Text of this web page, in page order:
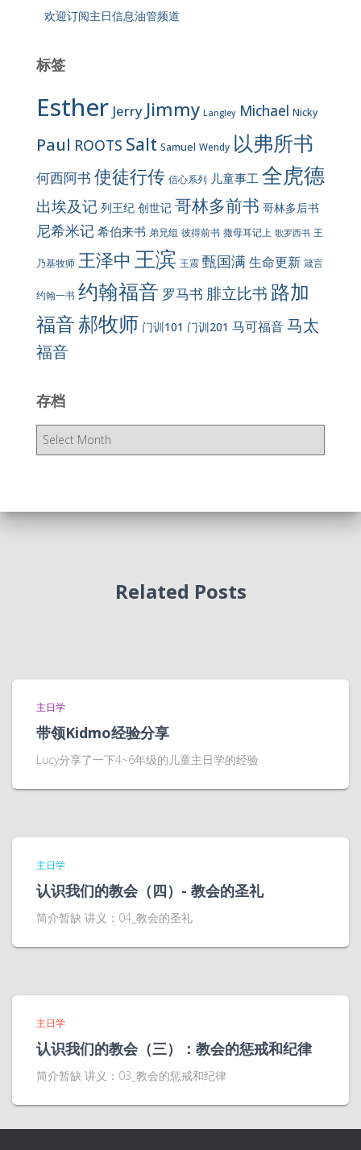
欢迎订阅主日信息油管频道
标签
Esther Jerry Jimmy Langley Michael Nicky
Paul ROOTS Salt Samuel Wendy 以弗所书
何西阿书 使徒行传 信心系列 儿童事工 全虎德
出埃及记 列王纪 创世记 哥林多前书 哥林多后书
尼希米记 希伯来书 弟兄组 彼得前书 撒母耳记上 歌罗西书 王
乃基牧师 王泽中 王滨 王震 甄国满生命更新 箴言
约翰一书 约翰福音 罗马书 腓立比书 路加
福音郝牧师 门训101 门训201 马可福音马太
福音
存档
存
Related Posts
主日学
带领Kidmo经验分享
Lucy分享了一下4~6年级的儿童主日学的经验
主日学
认识我们的教会（四）- 教会的圣礼
简介暂缺 讲义：04_教会的圣礼
主日学
认识我们的教会（三）：教会的惩戒和纪律
简介暂缺 讲义：03_教会的惩戒和纪律